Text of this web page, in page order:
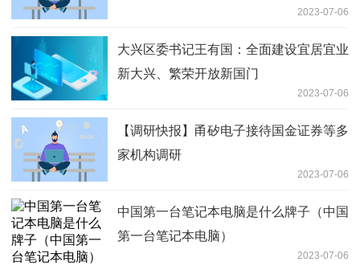
2023-07-06
大兴区委书记王有国：全面建设宜居宜业
新大兴、繁荣开放新国门
2023-07-06
【调研快报】甬矽电子接待国金证券等多
家机构调研
2023-07-06
中国第一台笔记本电脑是什么牌子（中国
第一台笔记本电脑）
2023-07-06